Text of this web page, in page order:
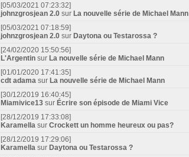
[05/03/2021 07:23:32]
johnzgrosjean 2.0 sur La nouvelle série de Michael Mann
[05/03/2021 07:18:59]
johnzgrosjean 2.0 sur Daytona ou Testarossa ?
[24/02/2020 15:50:56]
L'Argentin sur La nouvelle série de Michael Mann
[01/01/2020 17:41:35]
cdt adama sur La nouvelle série de Michael Mann
[30/12/2019 16:40:45]
Miamivice13 sur Écrire son épisode de Miami Vice
[28/12/2019 17:33:08]
Karamella sur Crockett un homme heureux ou pas?
[28/12/2019 17:29:06]
Karamella sur Daytona ou Testarossa ?